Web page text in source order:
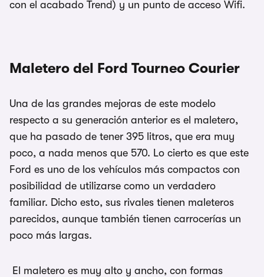
con el acabado Trend) y un punto de acceso Wifi.
Maletero del Ford Tourneo Courier
Una de las grandes mejoras de este modelo
respecto a su generación anterior es el maletero,
que ha pasado de tener 395 litros, que era muy
poco, a nada menos que 570. Lo cierto es que este
Ford es uno de los vehículos más compactos con
posibilidad de utilizarse como un verdadero
familiar. Dicho esto, sus rivales tienen maleteros
parecidos, aunque también tienen carrocerías un
poco más largas.
El maletero es muy alto y ancho, con formas